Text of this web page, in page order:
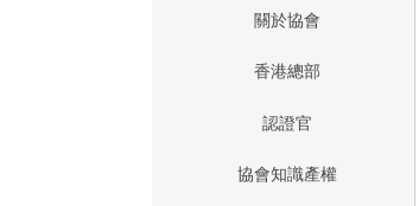
關於協會
香港總部
認證官
協會知識產權